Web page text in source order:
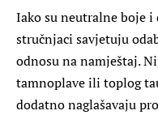
Iako su neutralne boje
stručnjaci savjetuju
odnosu na namještaj.
tamnoplave ili toplog
dodatno naglašavaju